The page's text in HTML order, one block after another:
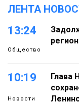
ЛЕНТА
13:24
Общество
10:19
Новости
Глава